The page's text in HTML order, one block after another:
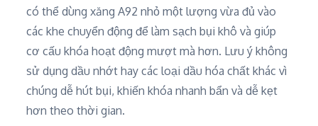
có thể dùng xăng A92 nhỏ một lượng vừa đủ vào
các khe chuyển động để làm sạch bụi khô và giúp
cơ cấu khóa hoạt động mượt mà hơn. Lưu ý không
sử dụng dầu nhớt hay các loại dầu hóa chất khác vì
chúng dễ hút bụi, khiến khóa nhanh bẩn và dễ kẹt
hơn theo thời gian.